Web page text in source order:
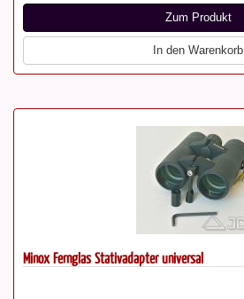
Zum Produkt
In den Warenkorb
Minox Fernglas Stativadapter universal